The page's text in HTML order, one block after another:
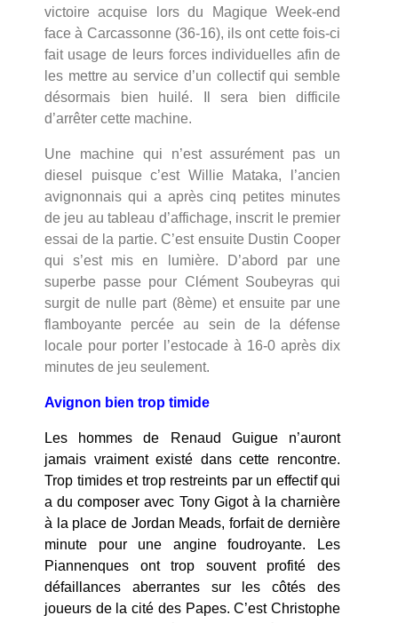
victoire acquise lors du Magique Week-end
face à Carcassonne (36-16), ils ont cette fois-ci
fait usage de leurs forces individuelles afin de
les mettre au service d’un collectif qui semble
désormais bien huilé. Il sera bien difficile
d’arrêter cette machine.
Une machine qui n’est assurément pas un
diesel puisque c’est Willie Mataka, l’ancien
avignonnais qui a après cinq petites minutes
de jeu au tableau d’affichage, inscrit le premier
essai de la partie. C’est ensuite Dustin Cooper
qui s’est mis en lumière. D’abord par une
superbe passe pour Clément Soubeyras qui
surgit de nulle part (8ème) et ensuite par une
flamboyante percée au sein de la défense
locale pour porter l’estocade à 16-0 après dix
minutes de jeu seulement.
Avignon bien trop timide
Les hommes de Renaud Guigue n’auront
jamais vraiment existé dans cette rencontre.
Trop timides et trop restreints par un effectif qui
a du composer avec Tony Gigot à la charnière
à la place de Jordan Meads, forfait de dernière
minute pour une angine foudroyante. Les
Piannenques ont trop souvent profité des
défaillances aberrantes sur les côtés des
joueurs de la cité des Papes. C’est Christophe